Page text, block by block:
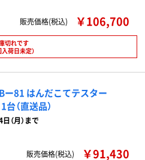
販売価格(税込) ￥106,700
切れです
入荷日未定）
ー81 はんだこてテスター
（直送品）
（月）まで
販売価格(税込) ￥91,430